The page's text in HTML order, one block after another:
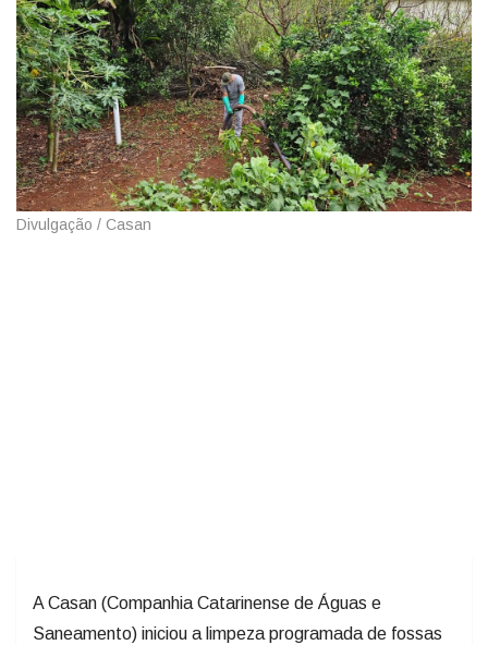
Divulgação / Casan
A Casan (Companhia Catarinense de Águas e
Saneamento) iniciou a limpeza programada de fossas